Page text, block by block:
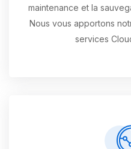
maintenance et la
Nous vous apportons
services